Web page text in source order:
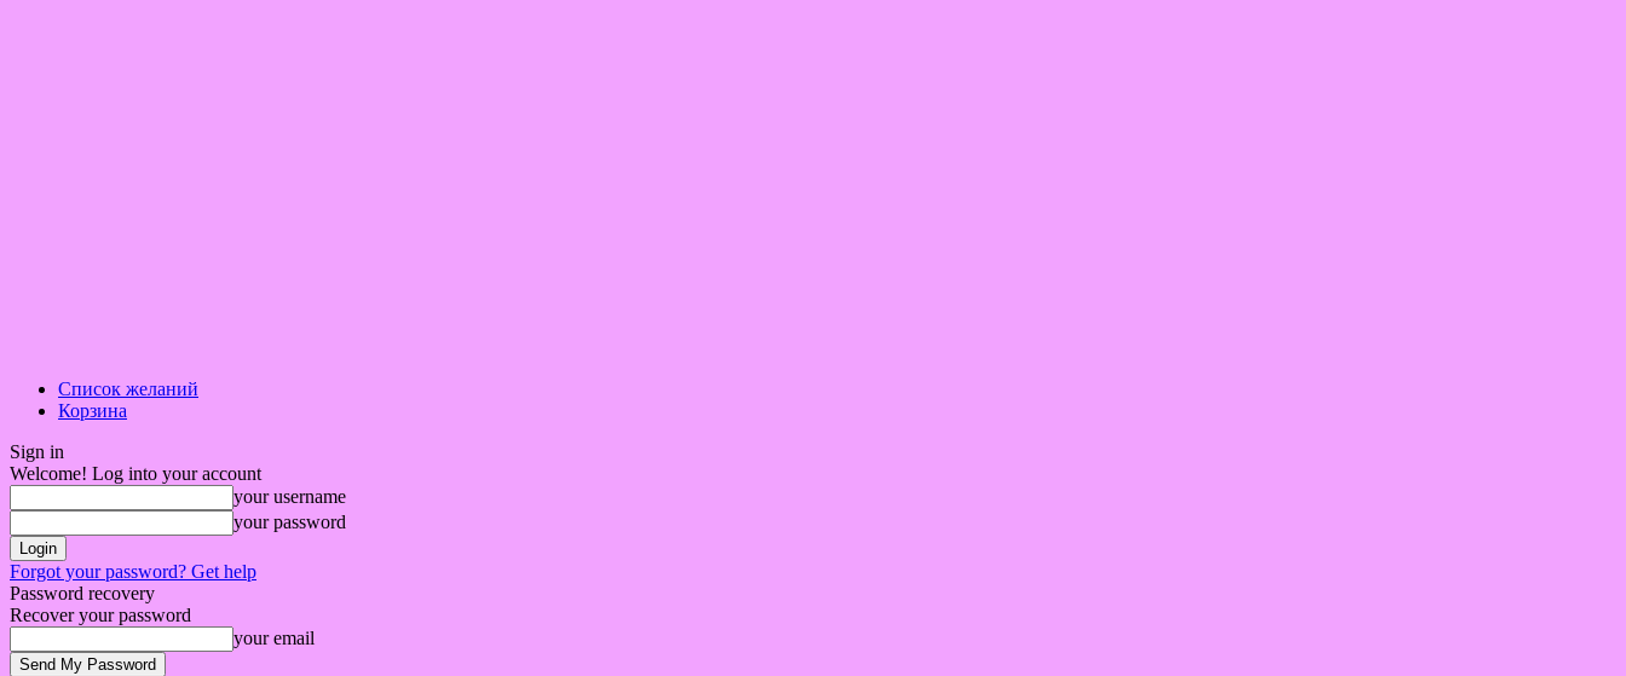
Список желаний
Корзина
Sign in
Welcome! Log into your account
your username
your password
Forgot your password? Get help
Password recovery
Recover your password
your email